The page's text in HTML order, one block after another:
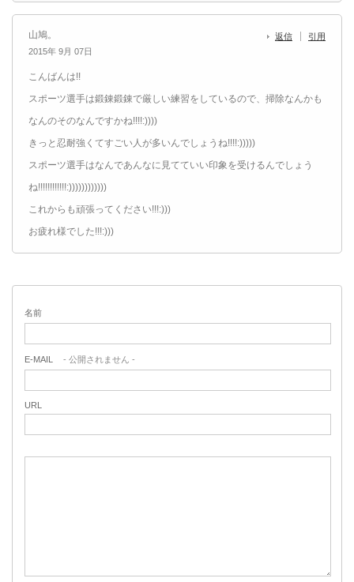
山鳩。
2015年 9月 07日
返信 引用
こんばんは!!
スポーツ選手は鍛錬鍛錬で厳しい練習をしているので、掃除なんかも
なんのそのなんですかね!!!!:))))
きっと忍耐強くてすごい人が多いんでしょうね!!!!:)))))
スポーツ選手はなんであんなに見てていい印象を受けるんでしょう
ね!!!!!!!!!!!!:))))))))))))
これからも頑張ってください!!!:)))
お疲れ様でした!!!:)))
名前
E-MAIL - 公開されません -
URL